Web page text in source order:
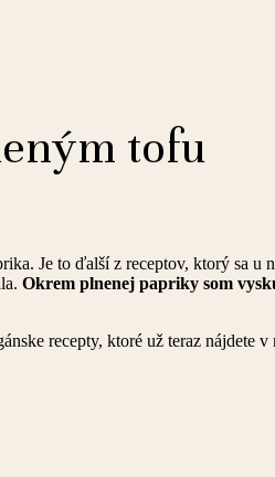
tofu
Je to ďalší z receptov, ktorý sa
Okrem plnenej papriky som
recepty, ktoré už teraz nájdete v